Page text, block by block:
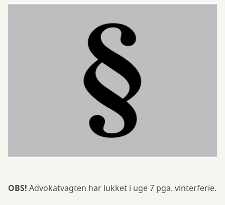
OBS! Advokatvagten har lukket i uge 7 pga. vinterferie.